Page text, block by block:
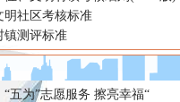
明社区考核标准
镇测评标准
“五为”志愿服务 擦亮幸福“